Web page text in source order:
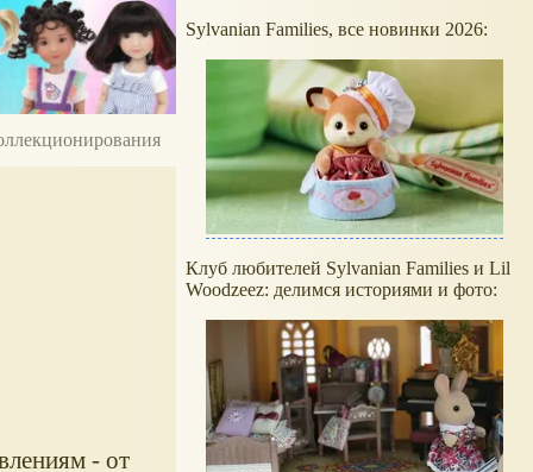
- от
Sylvanian Families, все новинки 2026:
Клуб любителей Sylvanian Families и Lil
Woodzeez: делимся историями и фото: